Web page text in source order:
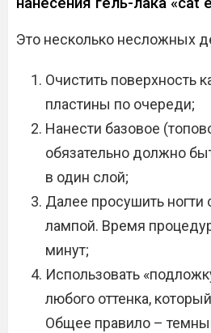
Это несколько несложных
Очистить поверхность
пластины по очереди;
Нанести базовое
обязательно должно
в один слой;
Далее просушить ногти
лампой. Время
минут;
Использовать
любого оттенка,
Общее правило –